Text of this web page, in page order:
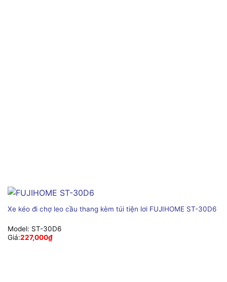
Xe kéo đi chợ leo cầu thang kèm túi tiện lơi FUJIHOME ST-30D6
Model: ST-30D6
Giá:227,000₫